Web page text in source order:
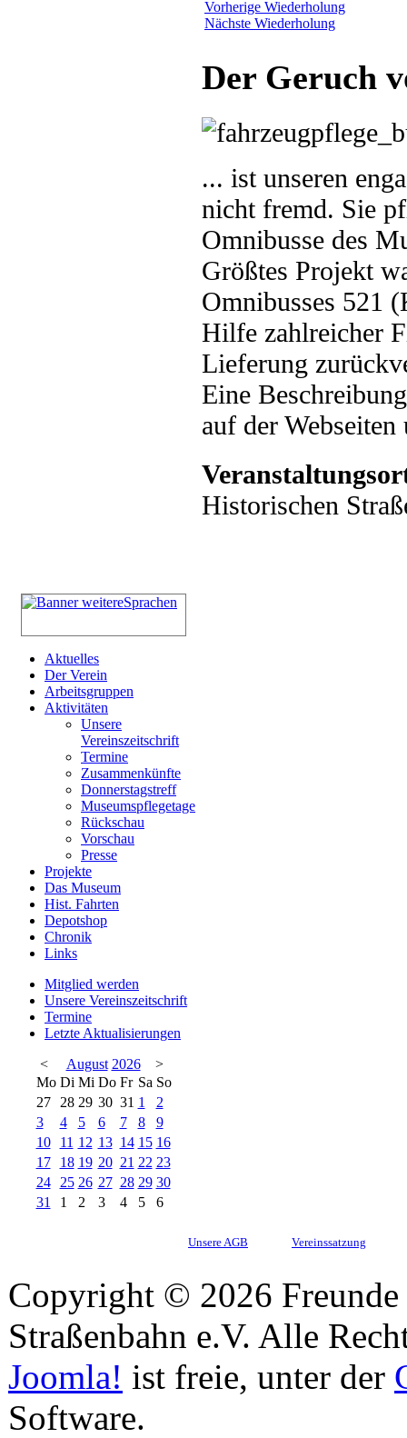
Vorherige Wiederholung
Nächste Wiederholung
Der Geruch
... ist unseren
nicht fremd. Sie
Omnibusse des
Größtes Projekt
Omnibusses 521
Hilfe zahlreicher
Lieferung
Eine
auf der
Historischen
Aktuelles
Der Verein
Arbeitsgruppen
Aktivitäten
Unsere
Vereinszeitschrift
Termine
Zusammenkünfte
Donnerstagstreff
Museumspflegetage
Rückschau
Vorschau
Presse
Projekte
Das Museum
Hist. Fahrten
Depotshop
Chronik
Links
Mitglied werden
Unsere Vereinszeitschrift
Termine
Letzte Aktualisierungen
<
August 2026
>
Mo Di Mi Do Fr Sa So
27
28 29 30 31 1
2
3
4 5 6 7 8
9
10
11 12 13 14 15 16
17
18 19 20 21 22 23
24
25 26 27 28 29 30
31
1 2 3 4 5 6
Unsere AGB Vereinssatzung
Copyright © 2026
Straßenbahn e.V. Alle
Joomla! ist freie, unter der
Software.